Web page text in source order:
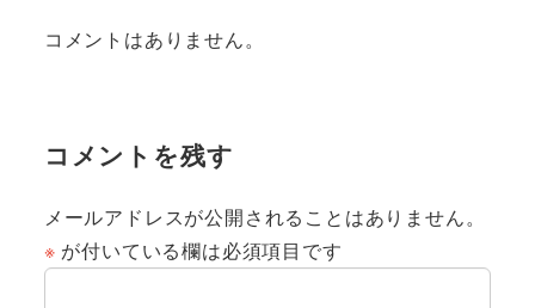
コメントはありません。
コメントを残す
メールアドレスが公開されることはありません。
※ が付いている欄は必須項目です